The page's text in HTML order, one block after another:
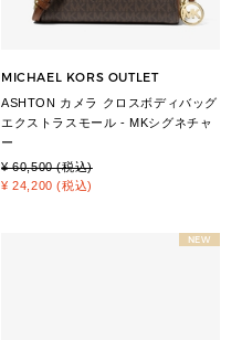
MICHAEL KORS OUTLET
ASHTON カメラ クロスボディバッグ
エクストラスモール - MKシグネチャ
ー
¥ 60,500 (税込)
¥ 24,200 (税込)
NEW